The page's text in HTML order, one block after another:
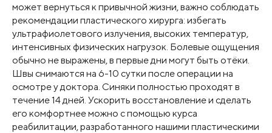
может вернуться к привычной жизни, важно соблюдать
рекомендации пластического хирурга: избегать
ультрафиолетового излучения, высоких температур,
интенсивных физических нагрузок. Болевые ощущения
обычно не выражены, в первые дни могут быть отёки.
Швы снимаются на 6-10 сутки после операции на
осмотре у доктора. Синяки полностью проходят в
течение 14 дней. Ускорить восстановление и сделать
его комфортнее можно с помощью курса
реабилитации, разработанного нашими пластическими